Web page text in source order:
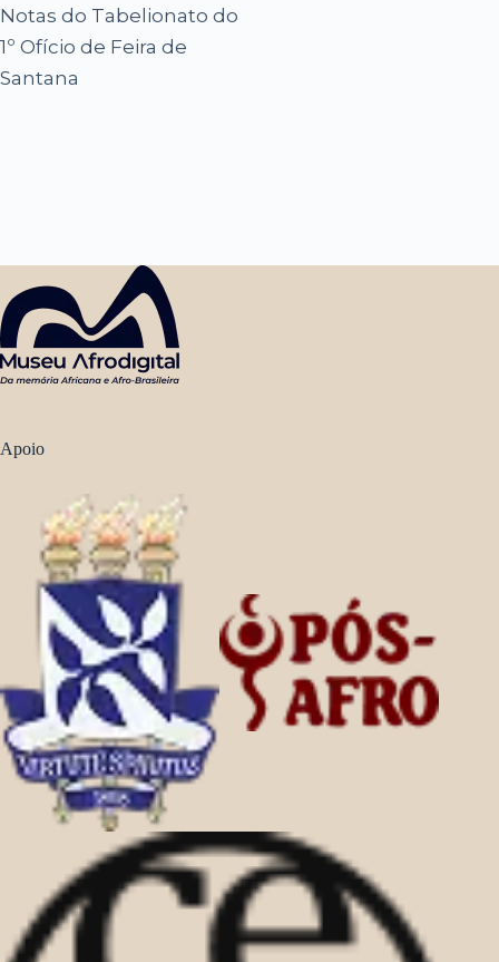
Notas do Tabelionato do
1º Ofício de Feira de
Santana
Apoio